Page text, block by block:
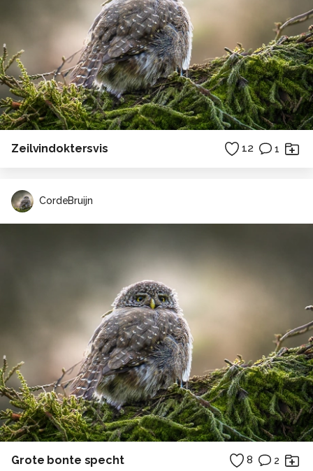
Zeilvindoktersvis 12 1
CordeBruijn
Grote bonte specht 8 2